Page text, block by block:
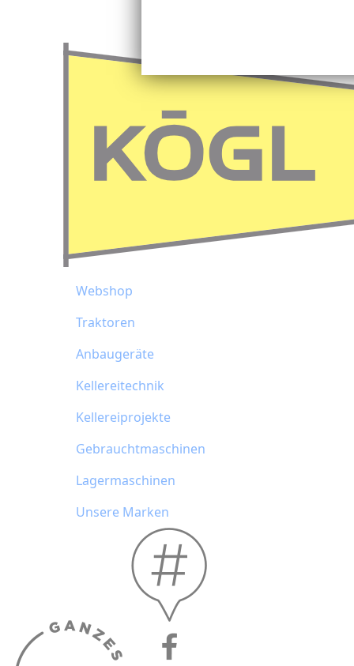
Webshop
Traktoren
Anbaugeräte
Kellereitechnik
Kellereiprojekte
Gebrauchtmaschinen
Lagermaschinen
Unsere Marken